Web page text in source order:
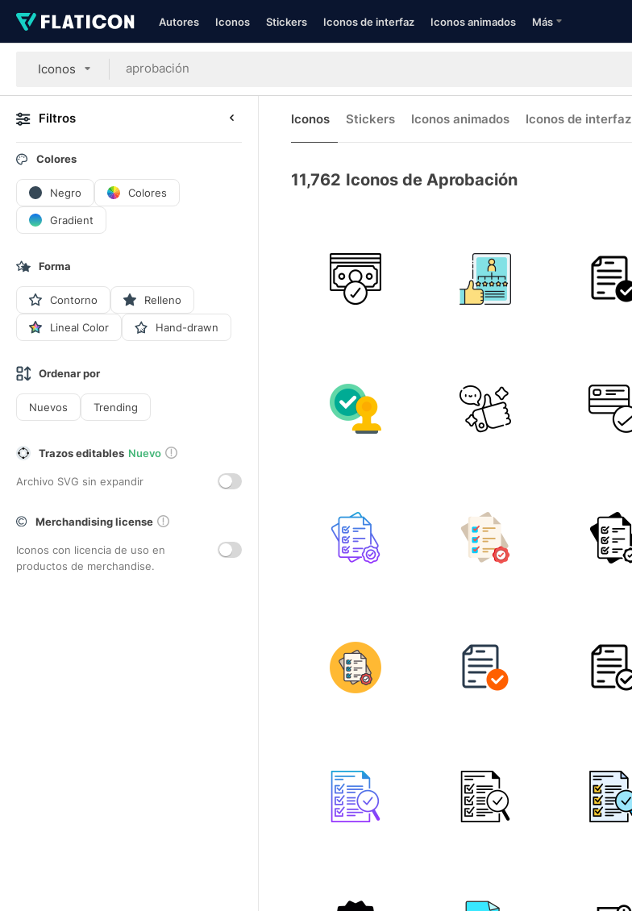
Autores Iconos Stickers Iconos de interfaz Iconos animados Más
Iconos
Filtros
Colores
Negro Colores
Gradient
Forma
Contorno Relleno
Lineal Color Hand-drawn
Ordenar por
Nuevos Trending
Trazos editables Nuevo
Archivo SVG sin expandir
Merchandising license
Iconos con licencia de uso en
productos de merchandise.
Iconos Stickers Iconos animados Iconos de interfaz
11,762 Iconos de Aprobación